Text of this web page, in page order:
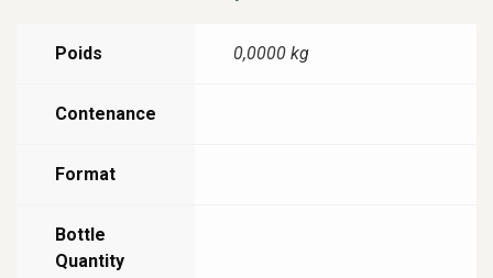
Poids 0,0000 kg
Contenance
Format
Bottle
Quantity